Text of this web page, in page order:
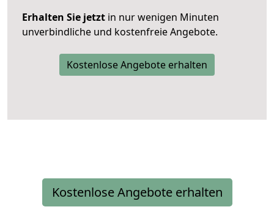
Erhalten Sie jetzt in nur wenigen Minuten
unverbindliche und kostenfreie Angebote.
Kostenlose Angebote erhalten
Kostenlose Angebote erhalten